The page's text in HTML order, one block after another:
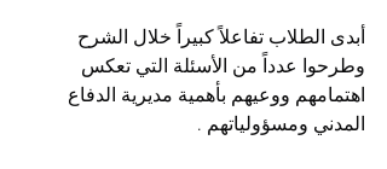
أبدى الطلاب تفاعلاً كبيراً خلال الشرح
وطرحوا عدداً من الأسئلة التي تعكس
اهتمامهم ووعيهم بأهمية مديرية الدفاع
المدني ومسؤولياتهم .